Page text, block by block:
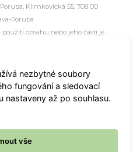
Klimkovická 55, 708 00
Poruba
obsahu nebo jeho částí je
společnosti
Webmaster Vyhledat
nezbytné soubory
fungování a sledovací
nastaveny až po souhlasu.
vše